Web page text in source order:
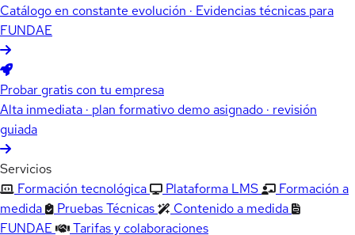
Catálogo en constante evolución · Evidencias técnicas para
FUNDAE
Probar gratis con tu empresa
Alta inmediata · plan formativo demo asignado · revisión
guiada
Servicios
Formación tecnológica
Plataforma LMS
Formación a
medida
Pruebas Técnicas
Contenido a medida
FUNDAE
Tarifas y colaboraciones